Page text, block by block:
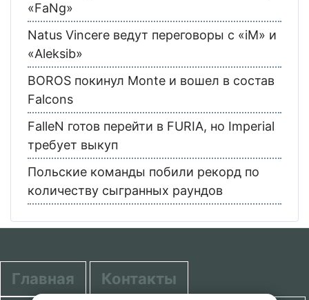
«FaNg»
Natus Vincere ведут переговоры с «iM» и
«Aleksib»
BOROS покинул Monte и вошел в состав
Falcons
FalleN готов перейти в FURIA, но Imperial
требует выкуп
Польские команды побили рекорд по
количеству сыгранных раундов
Главная Контакты